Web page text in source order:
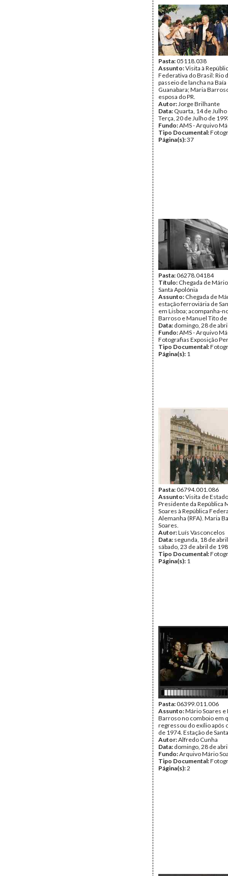
Pasta:05118.038
Assunto:Visita à
Federativa do Brasil: Rio
passeio de lancha na Baía
Guanabara; Maria
esposa do PR.
Autor:Jorge Brilhante
Data: Quarta, 14 de
Terça, 20 de Julho de
Fundo:AMS - Arquivo
Tipo Documental:
Página(s):37
Pasta:06278.04184
Título: Chegada de
Santa Apolónia
Assunto: Chegada de
estação ferroviária de
em Lisboa; acompanha-
Barroso e Manuel Tito
Data: domingo, 28 de
Fundo:AMS - Arquivo
Fotografias Exposição
Tipo Documental:
Página(s): 1
Pasta:06794.001.086
Assunto:Visita de
Presidente da República
Soares à República
Alemanha (RFA). Maria
Soares.
Autor:Luís Vasconcelos
Data: segunda, 18 de
sábado, 23 de abril de
Tipo Documental:
Página(s): 1
Pasta:06399.011.006
Assunto:Mário Soares e
Barroso no comboio em
regressou do exílio após
de 1974. Estação de
Autor:Alfredo Cunha
Data: domingo, 28 de
Fundo:Arquivo Mário
Tipo Documental:
Página(s):2